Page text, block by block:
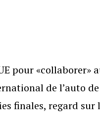
pour «collaborer»
de l’auto
finales, regard sur